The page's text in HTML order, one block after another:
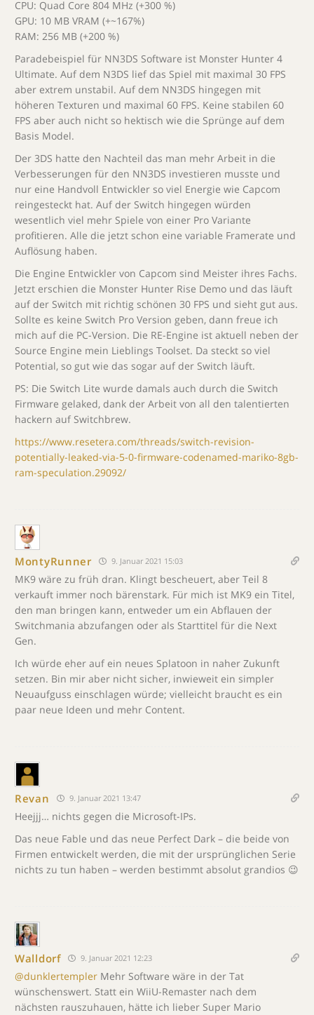
CPU: Quad Core 804 MHz (+300 %)
GPU: 10 MB VRAM (+~167%)
RAM: 256 MB (+200 %)
Paradebeispiel für NN3DS Software ist Monster Hunter 4
Ultimate. Auf dem N3DS lief das Spiel mit maximal 30 FPS
aber extrem unstabil. Auf dem NN3DS hingegen mit
höheren Texturen und maximal 60 FPS. Keine stabilen 60
FPS aber auch nicht so hektisch wie die Sprünge auf dem
Basis Model.
Der 3DS hatte den Nachteil das man mehr Arbeit in die
Verbesserungen für den NN3DS investieren musste und
nur eine Handvoll Entwickler so viel Energie wie Capcom
reingesteckt hat. Auf der Switch hingegen würden
wesentlich viel mehr Spiele von einer Pro Variante
profitieren. Alle die jetzt schon eine variable Framerate und
Auflösung haben.
Die Engine Entwickler von Capcom sind Meister ihres Fachs.
Jetzt erschien die Monster Hunter Rise Demo und das läuft
auf der Switch mit richtig schönen 30 FPS und sieht gut aus.
Sollte es keine Switch Pro Version geben, dann freue ich
mich auf die PC-Version. Die RE-Engine ist aktuell neben der
Source Engine mein Lieblings Toolset. Da steckt so viel
Potential, so gut wie das sogar auf der Switch läuft.
PS: Die Switch Lite wurde damals auch durch die Switch
Firmware gelaked, dank der Arbeit von all den talentierten
hackern auf Switchbrew.
https://www.resetera.com/threads/switch-revision-
potentially-leaked-via-5-0-firmware-codenamed-mariko-8gb-
ram-speculation.29092/
MontyRunner 9. Januar 2021 15:03
MK9 wäre zu früh dran. Klingt bescheuert, aber Teil 8
verkauft immer noch bärenstark. Für mich ist MK9 ein Titel,
den man bringen kann, entweder um ein Abflauen der
Switchmania abzufangen oder als Starttitel für die Next
Gen.
Ich würde eher auf ein neues Splatoon in naher Zukunft
setzen. Bin mir aber nicht sicher, inwieweit ein simpler
Neuaufguss einschlagen würde; vielleicht braucht es ein
paar neue Ideen und mehr Content.
Revan 9. Januar 2021 13:47
Heejjj… nichts gegen die Microsoft-IPs.
Das neue Fable und das neue Perfect Dark – die beide von
Firmen entwickelt werden, die mit der ursprünglichen Serie
nichts zu tun haben – werden bestimmt absolut grandios 😉
Walldorf 9. Januar 2021 12:23
@dunklertempler Mehr Software wäre in der Tat
wünschenswert. Statt ein WiiU-Remaster nach dem
nächsten rauszuhauen, hätte ich lieber Super Mario